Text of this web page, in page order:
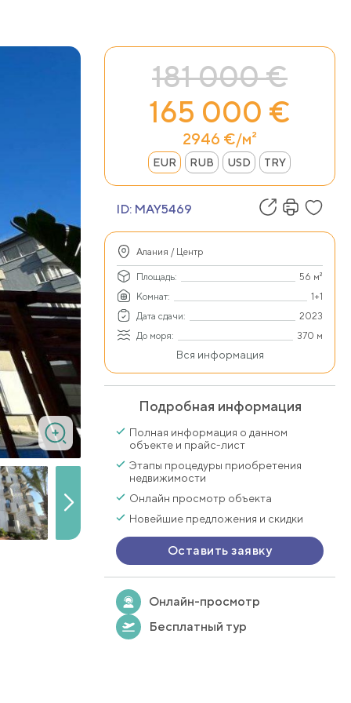
181 000 €
165 000 €
2946 €/м²
EUR RUB USD TRY
ID: MAY5469
Алания / Центр
Площадь:
56 м²
Комнат:
1+1
Дата сдачи:
2023
До моря:
370 м
Вся информация
Подробная информация
Полная информация о данном
объекте и прайс-лист
Этапы процедуры приобретения
недвижимости
Онлайн просмотр объекта
Новейшие предложения и скидки
Оставить заявку
Онлайн-просмотр
Бесплатный тур